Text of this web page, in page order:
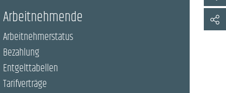
Arbeitnehmende
Arbeitnehmerstatus
Bezahlung
Entgelttabellen
Tarifverträge